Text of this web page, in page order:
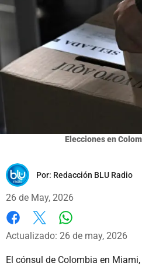
Elecciones en
Por: Redacción BLU Radio
26 de May, 2026
Facebook
X
Actualizado: 26 de may, 2026
El cónsul de Colombia en